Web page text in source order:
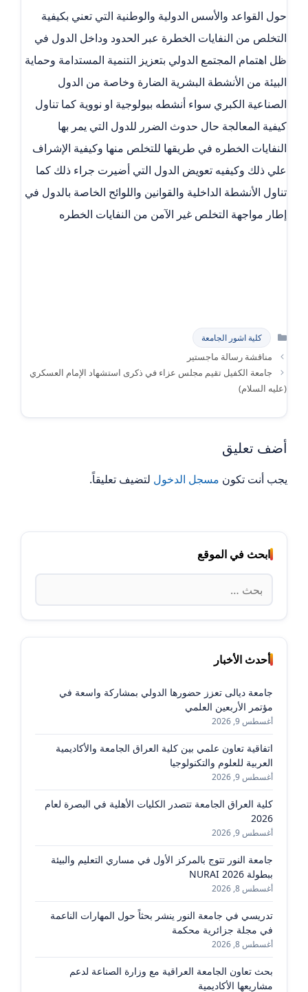
حول القواعد والأسس الدولية والوطنية التي تعني بكيفية
التخلص من النفايات الخطرة عبر الحدود وداخل الدول في
ظل اهتمام المجتمع الدولي بتعزيز التنمية المستدامة وحماية
البيئة من الأنشطة البشرية الضارة وخاصة من الدول
الصناعية الكبري سواء أنشطه بيولوجية او نووية كما تناول
كيفية المعالجة حال حدوث الضرر للدول التي يمر بها
النفايات الخطره في طريقها للتخلص منها وكيفية الإشراف
علي ذلك وكيفيه تعويض الدول التي أضيرت جراء ذلك كما
تناول الأنشطة الداخلية والقوانين واللوائح الخاصة بالدول في
إطار مواجهة التخلص غير الآمن من النفايات الخطره
التصنيفات
كلية اشور الجامعة
مناقشة رسالة ماجستير
جامعة الكفيل تقيم مجلس عزاء في ذكرى استشهاد الإمام العسكري
(عليه السلام)
أضف تعليق
يجب أنت تكون مسجل الدخول لتضيف تعليقاً.
ابحث في الموقع
البحث
عن:
أحدث الأخبار
جامعة ديالى تعزز حضورها الدولي بمشاركة واسعة في
مؤتمر الأربعين العلمي
أغسطس 9, 2026
اتفاقية تعاون علمي بين كلية العراق الجامعة والأكاديمية
العربية للعلوم والتكنولوجيا
أغسطس 9, 2026
كلية العراق الجامعة تتصدر الكليات الأهلية في البصرة لعام
2026
أغسطس 9, 2026
جامعة النور تتوج بالمركز الأول في مساري التعليم والبيئة
ببطولة NURAI 2026
أغسطس 8, 2026
تدريسي في جامعة النور ينشر بحثاً حول المهارات الناعمة
في مجلة جزائرية محكمة
أغسطس 8, 2026
بحث تعاون الجامعة العراقية مع وزارة الصناعة لدعم
مشاريعها الأكاديمية